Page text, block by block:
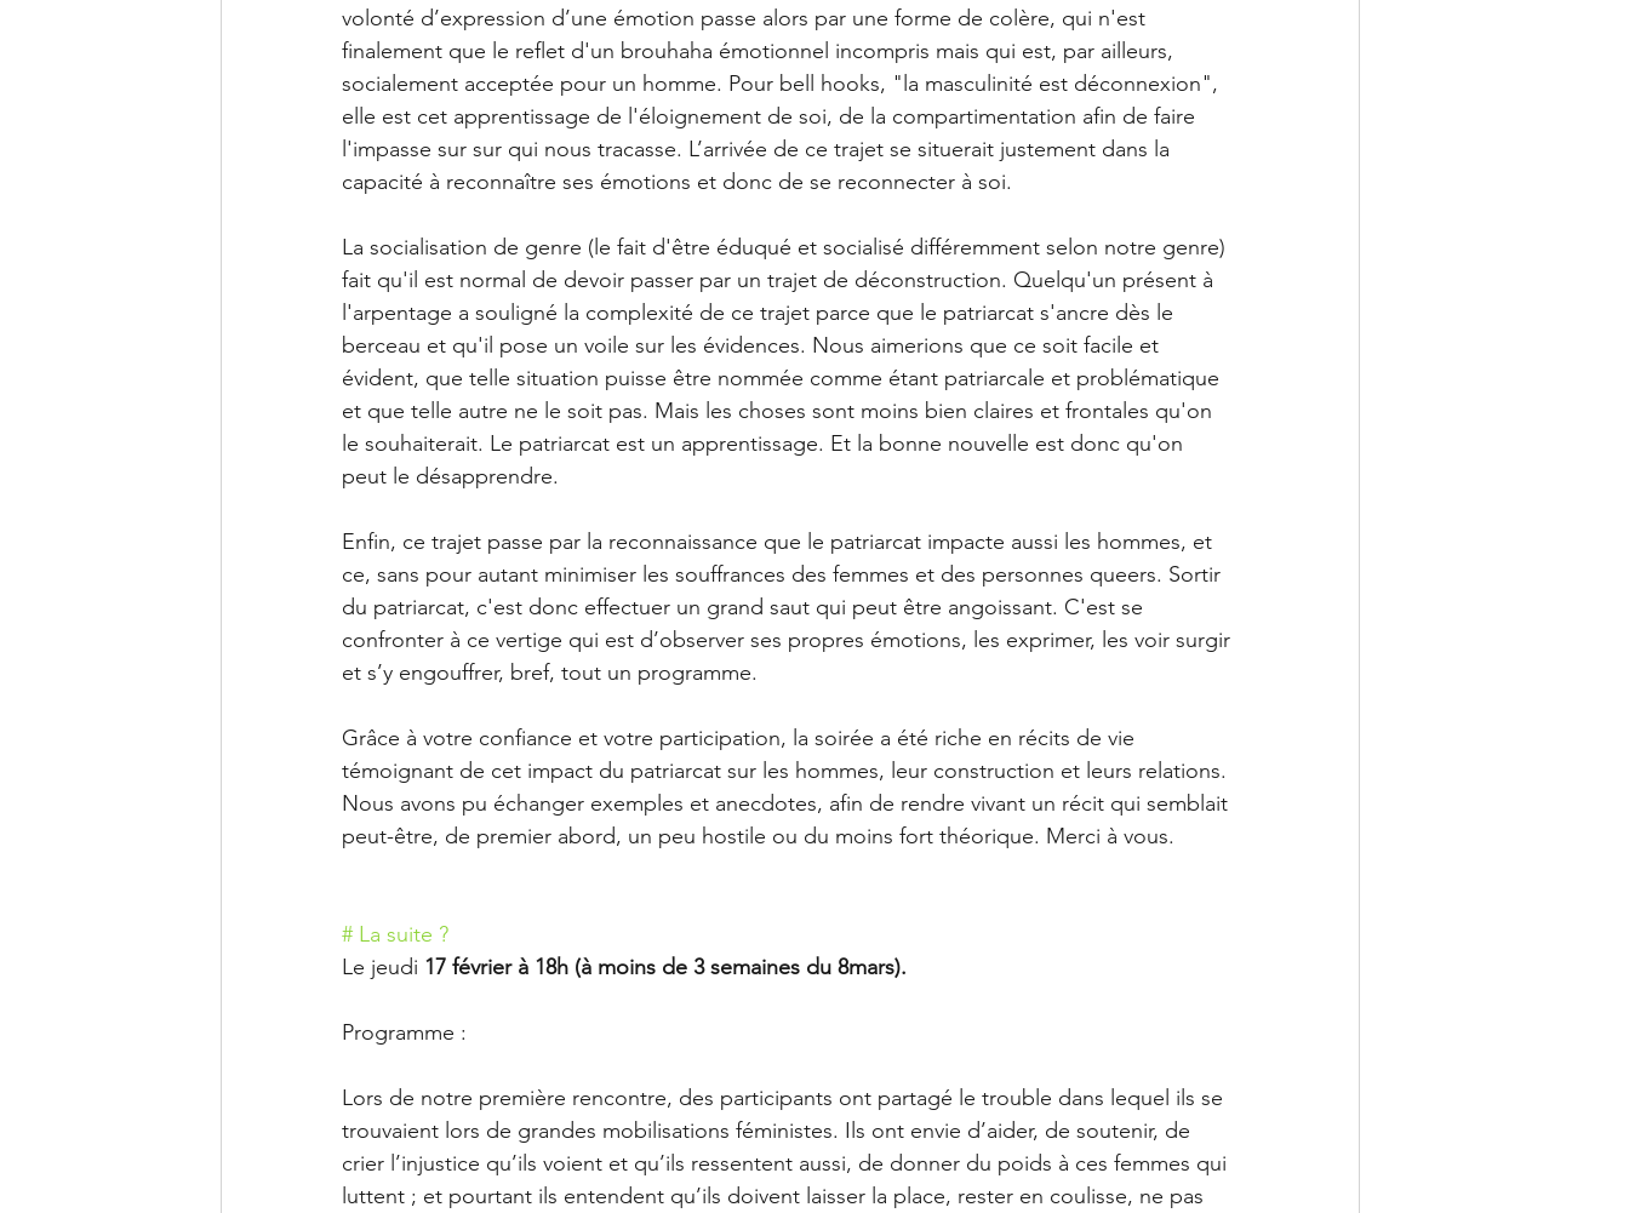
volonté d’expression d’une émotion passe alors par une forme de colère, qui n'est
finalement que le reflet d'un brouhaha émotionnel incompris mais qui est, par ailleurs,
socialement acceptée pour un homme. Pour bell hooks, "la masculinité est déconnexion",
elle est cet apprentissage de l'éloignement de soi, de la compartimentation afin de faire
l'impasse sur sur qui nous tracasse. L’arrivée de ce trajet se situerait justement dans la
capacité à reconnaître ses émotions et donc de se reconnecter à soi.
La socialisation de genre (le fait d'être éduqué et socialisé différemment selon notre genre)
fait qu'il est normal de devoir passer par un trajet de déconstruction. Quelqu'un présent à
l'arpentage a souligné la complexité de ce trajet parce que le patriarcat s'ancre dès le
berceau et qu'il pose un voile sur les évidences. Nous aimerions que ce soit facile et
évident, que telle situation puisse être nommée comme étant patriarcale et problématique
et que telle autre ne le soit pas. Mais les choses sont moins bien claires et frontales qu'on
le souhaiterait. Le patriarcat est un apprentissage. Et la bonne nouvelle est donc qu'on
peut le désapprendre.
Enfin, ce trajet passe par la reconnaissance que le patriarcat impacte aussi les hommes, et
ce, sans pour autant minimiser les souffrances des femmes et des personnes queers. Sortir
du patriarcat, c'est donc effectuer un grand saut qui peut être angoissant. C'est se
confronter à ce vertige qui est d’observer ses propres émotions, les exprimer, les voir surgir
et s’y engouffrer, bref, tout un programme.
Grâce à votre confiance et votre participation, la soirée a été riche en récits de vie
témoignant de cet impact du patriarcat sur les hommes, leur construction et leurs relations.
Nous avons pu échanger exemples et anecdotes, afin de rendre vivant un récit qui semblait
peut-être, de premier abord, un peu hostile ou du moins fort théorique. Merci à vous.
# La suite ?
Le jeudi 17 février à 18h (à moins de 3 semaines du 8mars).
Programme :
Lors de notre première rencontre, des participants ont partagé le trouble dans lequel ils se
trouvaient lors de grandes mobilisations féministes. Ils ont envie d’aider, de soutenir, de
crier l’injustice qu’ils voient et qu’ils ressentent aussi, de donner du poids à ces femmes qui
luttent ; et pourtant ils entendent qu’ils doivent laisser la place, rester en coulisse, ne pas